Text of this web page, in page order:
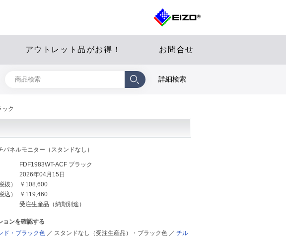
アウトレット品がお得！ お問合せ
詳細検索
ック
パネルモニター（スタンドなし）
FDF1983WT-ACF ブラック
2026年04月15日
抜）
￥108,600
込）
￥119,460
受注生産品（納期別途）
ョンを確認する
ド・ブラック色／ スタンドなし（受注生産品）・ブラック色 ／ チル